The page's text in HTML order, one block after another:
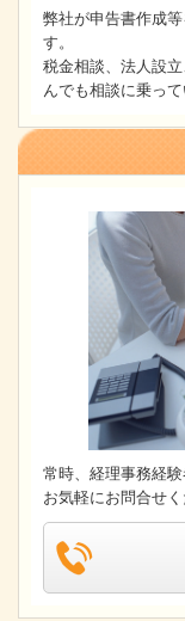
弊社が申告書作成
す。
税金相談、法人設
んでも相談に乗って
常時、経理事務経験
お気軽にお問合せく